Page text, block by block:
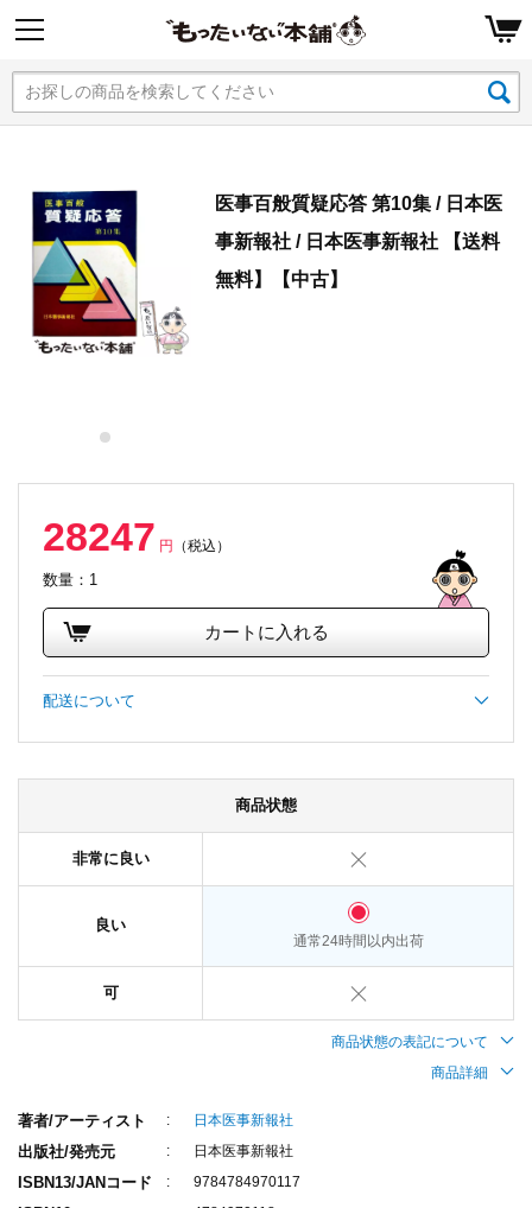
医事百般質疑応答 第10集 / 日本医
事新報社 / 日本医事新報社 【送料
無料】【中古】
28247 円 （税込）
数量：1
カートに入れる
配送について
商品状態
非常に良い
良い
通常24時間以内出荷
可
商品状態の表記について
商品詳細
著者/アーティスト 日本医事新報社
出版社/発売元 日本医事新報社
ISBN13/JANコード 9784784970117